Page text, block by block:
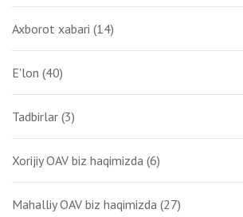
Axborot xabari (14)
E'lon (40)
Tadbirlar (3)
Xorijiy OAV biz haqimizda (6)
Mahalliy OAV biz haqimizda (27)